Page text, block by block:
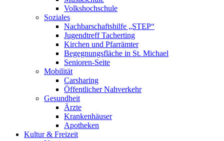
Volkshochschule
Soziales
Nachbarschaftshilfe „STEP“
Jugendtreff Tacherting
Kirchen und Pfarrämter
Begegnungsfläche in St. Michael
Senioren-Seite
Mobilität
Carsharing
Öffentlicher Nahverkehr
Gesundheit
Ärzte
Krankenhäuser
Apotheken
Kultur & Freizeit